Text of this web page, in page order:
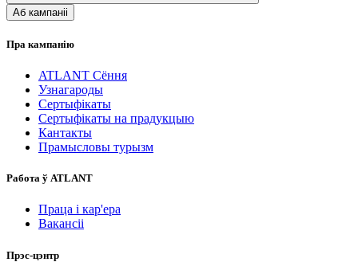
Аб кампаніі
Пра кампанію
ATLANT Сёння
Узнагароды
Сертыфікаты
Сертыфікаты на прадукцыю
Кантакты
Прамысловы турызм
Работа ў ATLANT
Праца і кар'ера
Вакансіі
Прэс-цэнтр